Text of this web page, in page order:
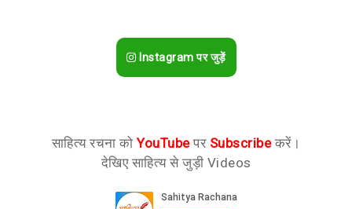
Instagram पर जुड़ें
साहित्य रचना कोYouTubeपर Subscribeकरें।
देखिए साहित्य से जुड़ी Videos